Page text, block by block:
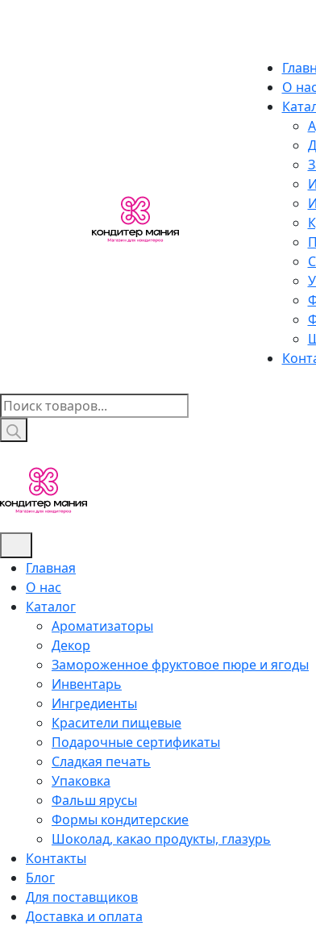
О нас
Поиск
товаров
Главная
О нас
Каталог
Ароматизаторы
Декор
Замороженное фруктовое пюре и ягоды
Инвентарь
Ингредиенты
Красители пищевые
Подарочные сертификаты
Сладкая печать
Упаковка
Фальш ярусы
Формы кондитерские
Шоколад, какао продукты, глазурь
Контакты
Блог
Для поставщиков
Доставка и оплата